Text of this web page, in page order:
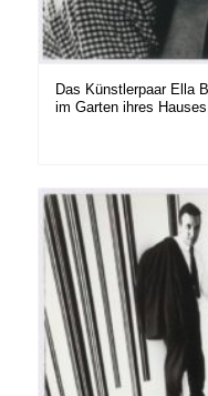
Das Künstlerpaar Ella
im Garten ihres